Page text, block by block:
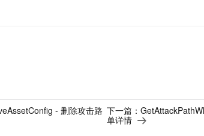
- 删除攻击路 下一篇：
单详情